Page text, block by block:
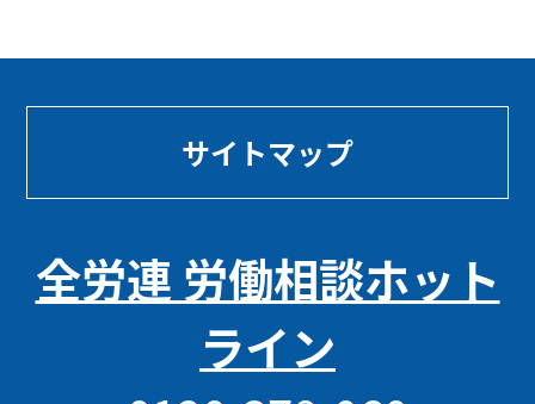
サイトマップ
全労連 労働相談ホット
ライン